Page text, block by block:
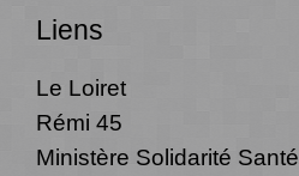
Liens
Le Loiret
Rémi 45
Ministère Solidarité Santé